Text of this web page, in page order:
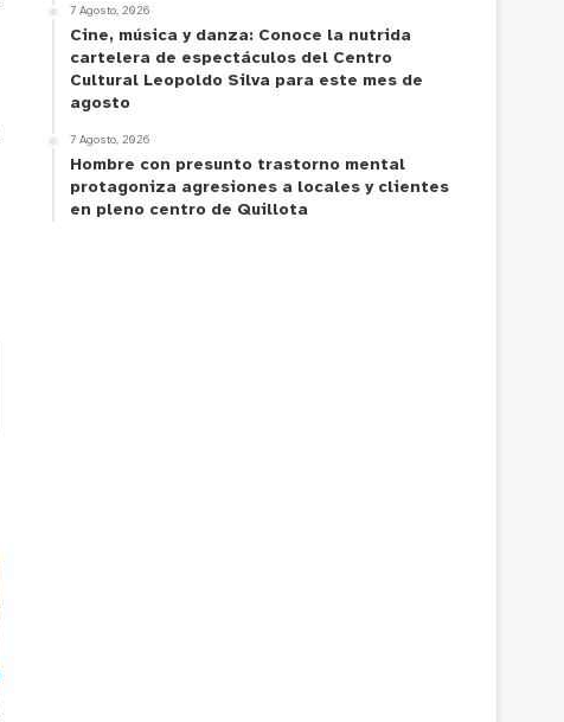
7 Agosto, 2026
Cine, música y danza: Conoce la nutrida
cartelera de espectáculos del Centro
Cultural Leopoldo Silva para este mes de
agosto
7 Agosto, 2026
Hombre con presunto trastorno mental
protagoniza agresiones a locales y clientes
en pleno centro de Quillota